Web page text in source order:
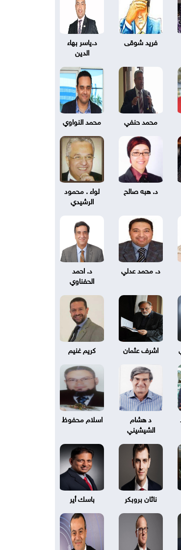
فريد شوقى
د.ياسر بهاء
الدين
محمد حنفي محمد النواوي
د. هبه صالح
لواء . محمود
الرشيدي
د. محمد عدلي
د. احمد
الحفناوي
اشرف عثمان كريم غنيم
د هشام
الشيشيني
اسلام محفوظ
ناثان بروبكر باسك أير